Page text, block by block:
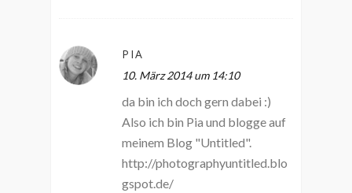
PIA
10. März 2014 um 14:10
da bin ich doch gern dabei :)
Also ich bin Pia und blogge auf
meinem Blog "Untitled".
http://photographyuntitled.blo
gspot.de/